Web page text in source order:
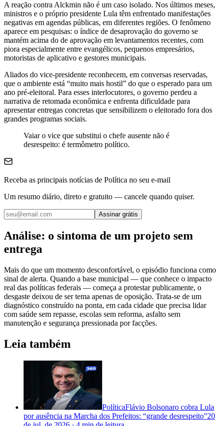
A reação contra Alckmin não é um caso isolado. Nos últimos meses,
ministros e o próprio presidente Lula têm enfrentado manifestações
negativas em agendas públicas, em diferentes regiões. O fenômeno
aparece em pesquisas: o índice de desaprovação do governo se
mantém acima do de aprovação em levantamentos recentes, com
piora especialmente entre evangélicos, pequenos empresários,
motoristas de aplicativo e gestores municipais.
Aliados do vice-presidente reconhecem, em conversas reservadas,
que o ambiente está “muito mais hostil” do que o esperado para um
ano pré-eleitoral. Para esses interlocutores, o governo perdeu a
narrativa de retomada econômica e enfrenta dificuldade para
apresentar entregas concretas que sensibilizem o eleitorado fora dos
grandes programas sociais.
Vaiar o vice que substitui o chefe ausente não é
desrespeito: é termômetro político.
Receba as principais notícias de Política no seu e-mail
Um resumo diário, direto e gratuito — cancele quando quiser.
Assinar grátis
Análise: o sintoma de um projeto sem
entrega
Mais do que um momento desconfortável, o episódio funciona como
sinal de alerta. Quando a base municipal — que conhece o impacto
real das políticas federais — começa a protestar publicamente, o
desgaste deixou de ser tema apenas de oposição. Trata-se de um
diagnóstico construído na ponta, em cada cidade que precisa lidar
com saúde sem repasse, escolas sem reforma, asfalto sem
manutenção e segurança pressionada por facções.
Leia também
PolíticaFlávio Bolsonaro cobra Lula
por ausência na Marcha dos Prefeitos: “grande desrespeito”20